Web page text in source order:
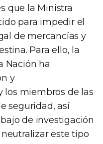
que la Ministra
para impedir el
de mercancías y
Para ello, la
Nación ha
y
los miembros de las
seguridad, así
de investigación
este tipo